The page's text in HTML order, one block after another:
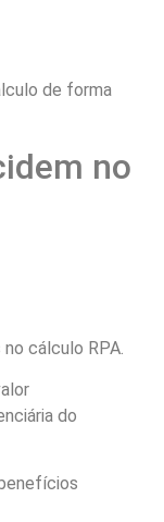
de forma
no
cálculo RPA.
do